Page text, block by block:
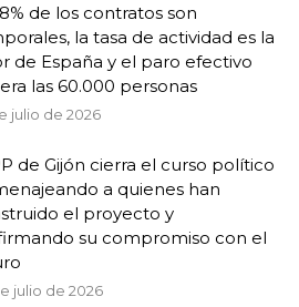
de los contratos son
la tasa de actividad es la
de España y el paro efectivo
las 60.000 personas
julio de 2026
de Gijón cierra el curso político
a quienes han
el proyecto y
su compromiso con el
julio de 2026